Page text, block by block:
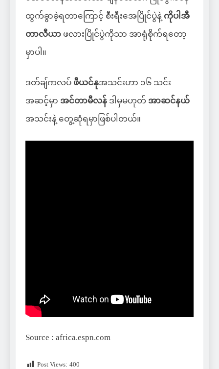
ထွက်ခွာခဲ့ရတာကြောင့် စီးရီးအေပြိုင်ပွဲနဲ့ ကိုပါအီ
တာလီယာ ဖလားပြိုင်ပွဲကိုသာ အာရုံစိုက်ရတော့
မှာပါ။
ဒတ်ချ်ကလပ် ဖီယင်နုအသင်းဟာ ၁၆ သင်း
အဆင့်မှာ အင်တာမီလန် ဒါမှမဟုတ် အာဆင်နယ်
အသင်းနဲ့ တွေ့ဆုံရမှာဖြစ်ပါတယ်။
Source : africa.espn.com
Post Views: 400